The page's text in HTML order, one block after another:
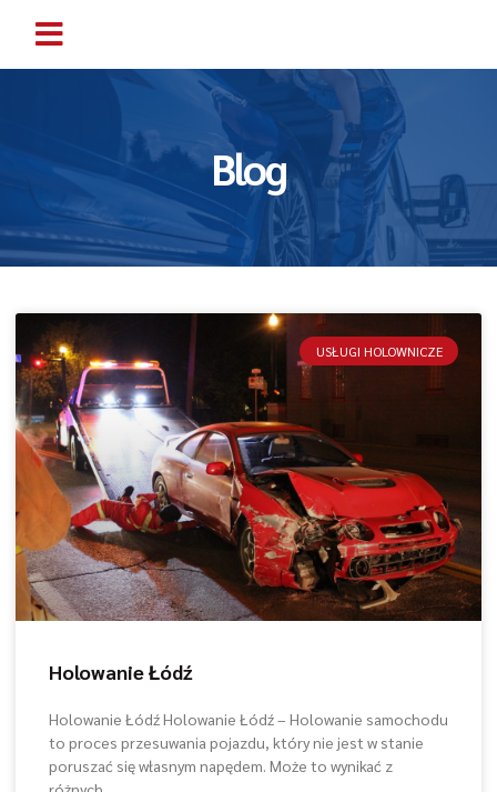
Blog
USŁUGI HOLOWNICZE
Holowanie Łódź
Holowanie Łódź Holowanie Łódź – Holowanie samochodu
to proces przesuwania pojazdu, który nie jest w stanie
poruszać się własnym napędem. Może to wynikać z